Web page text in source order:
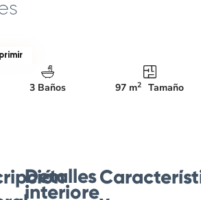
3 Baños 97 m2 Tamaño
Detalles
interiore